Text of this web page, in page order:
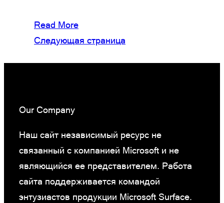
Read More
Следующая страница
Our Company
Наш сайт независимый ресурс не
связанный с компанией Microsoft и не
являющийся ее представителем. Работа
сайта поддерживается командой
энтузиастов продукции Microsoft Surface.